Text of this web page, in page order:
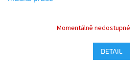
Momentálně nedostupné
DETAIL